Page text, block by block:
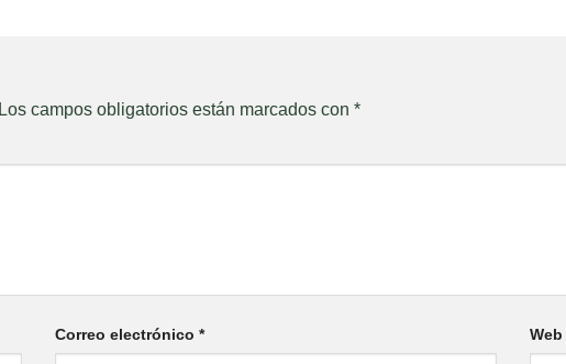
Los campos obligatorios están marcados con *
Correo electrónico* Web